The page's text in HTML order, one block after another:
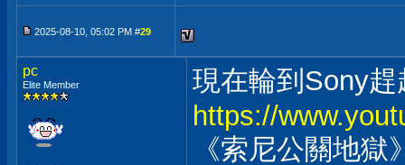
2025-08-10, 05:02 PM #29
pc
Elite Member
現在輪到Sony趕
https://
《索尼公關地